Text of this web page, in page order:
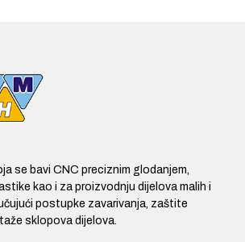
se bavi CNC preciznim glodanjem,
kao i za proizvodnju dijelova malih i
postupke zavarivanja, zaštite
sklopova dijelova.